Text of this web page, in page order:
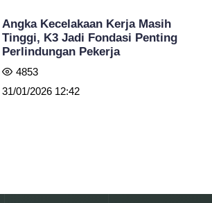
Angka Kecelakaan Kerja Masih
Tinggi, K3 Jadi Fondasi Penting
Perlindungan Pekerja
4853
31/01/2026 12:42